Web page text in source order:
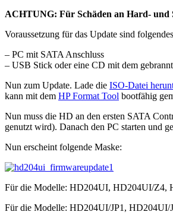
ACHTUNG: Für Schäden an Hard- und
Voraussetzung für das Update sind
– PC mit SATA Anschluss
– USB Stick oder eine CD mit dem
Nun zum Update. Lade die ISO-Datei
kann mit dem HP Format Tool bootfähig
Nun muss die HD an den ersten SATA
genutzt wird). Danach den PC starten und
Nun erscheint folgende Maske:
Für die Modelle: HD204UI, HD204UI/Z4,
Für die Modelle: HD204UI/JP1, HD204UI/